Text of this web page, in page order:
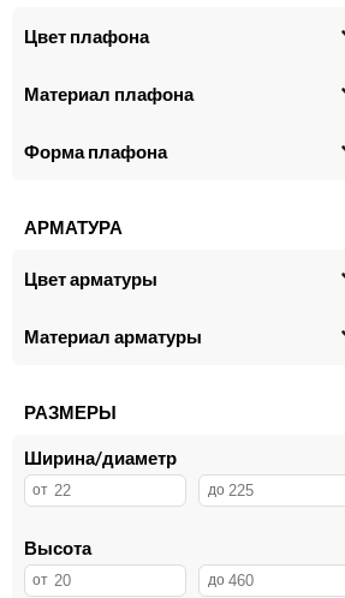
Цвет плафона
Материал плафона
Форма плафона
АРМАТУРА
Цвет арматуры
Материал арматуры
РАЗМЕРЫ
Ширина/диаметр
Высота